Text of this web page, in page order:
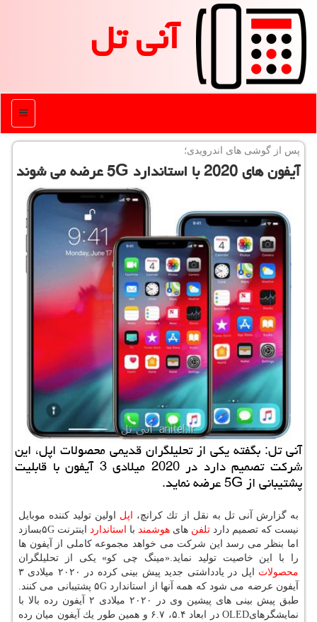
آنی تل
منو
پس از گوشی های اندرویدی؛
آیفون های 2020 با استاندارد 5G عرضه می شوند
آنی تل: بگفته یكی از تحلیلگران قدیمی محصولات اپل، این
شركت تصمیم دارد در 2020 میلادی 3 آیفون با قابلیت
پشتیبانی از 5G عرضه نماید.
به گزارش آنی تل به نقل از تك كرانچ، اپل اولین تولید كننده موبایل
نیست كه تصمیم دارد تلفن های هوشمند با استاندارد
اینترنت ۵Gبسازد
اما بنظر می رسد این شركت می خواهد مجموعه كاملی از آیفون ها
را با این خاصیت تولید نماید.«مینگ چی كو» یكی از تحلیلگران
محصولات
اپل در یادداشتی جدید پیش بینی كرده در ۲۰۲۰ میلادی ۳
آیفون عرضه می شود كه همه آنها از استاندارد ۵G پشتیبانی می كنند.
طبق پیش بینی های پیشین وی در ۲۰۲۰ میلادی ۲ آیفون رده بالا با
نمایشگرهایOLED در ابعاد ۵.۴، ۶.۷ و همین طور یك آیفون میان رده